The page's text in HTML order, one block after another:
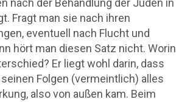
nach der Behandlung der Juden in
Fragt man sie nach ihren
eventuell nach Flucht und
hört man diesen Satz nicht. Worin
Er liegt wohl darin, dass
Folgen (vermeintlich) alles
also von außen kam. Beim